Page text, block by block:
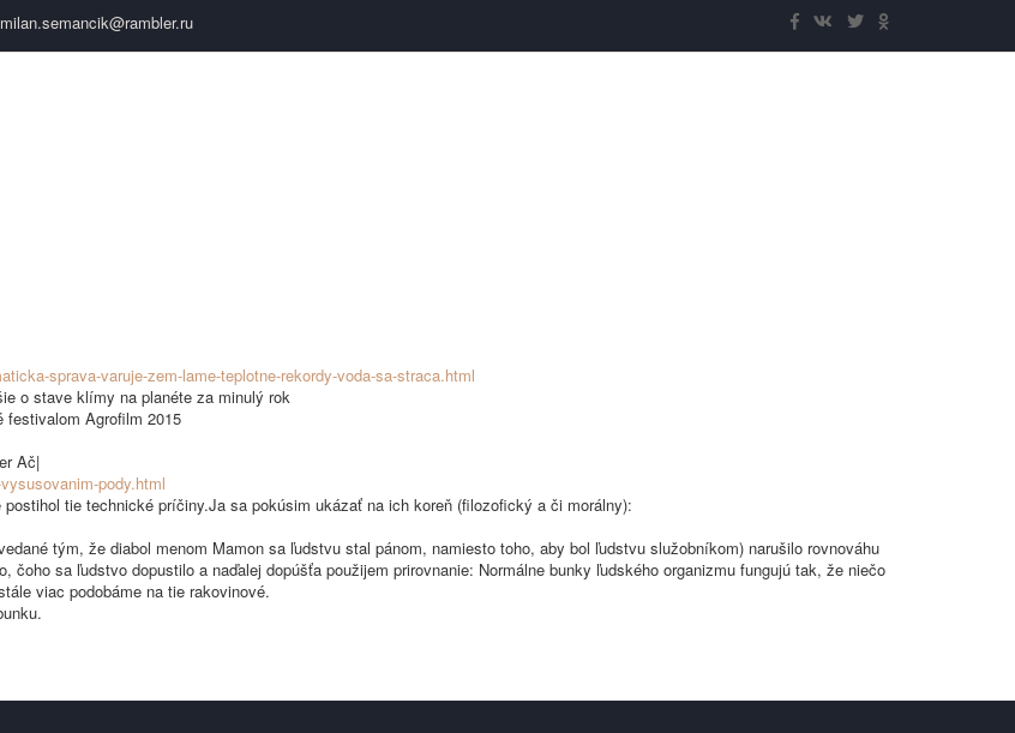
milan.semancik@rambler.ru
sprava-varuje-zem-lame-teplotne-rekordy-voda-sa-straca.html
o stave klímy na planéte za minulý rok
festivalom Agrofilm 2015
Ač|
pody.html
tie technické príčiny.Ja sa pokúsim ukázať na ich koreň (filozofický a či morálny):
tým, že diabol menom Mamon sa ľudstvu stal pánom, namiesto toho, aby bol ľudstvu služobníkom) narušilo rovnováhu
sa ľudstvo dopustilo a naďalej dopúšťa použijem prirovnanie: Normálne bunky ľudského organizmu fungujú tak, že niečo
viac podobáme na tie rakovinové.